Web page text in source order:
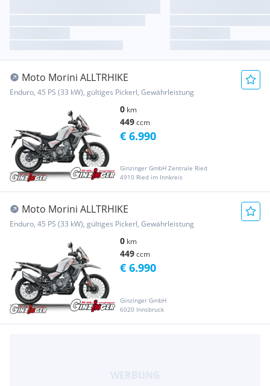
Moto Morini ALLTRHIKE
Enduro, 45 PS (33 kW), gültiges Pickerl, Gewährleistung
0 km
449ccm
Ginzinger GmbH Zentrale Ried
4910 Ried im Innkreis
€ 6.990
Moto Morini ALLTRHIKE
Enduro, 45 PS (33 kW), gültiges Pickerl, Gewährleistung
0 km
449ccm
Ginzinger GmbH
6020 Innsbruck
€ 6.990